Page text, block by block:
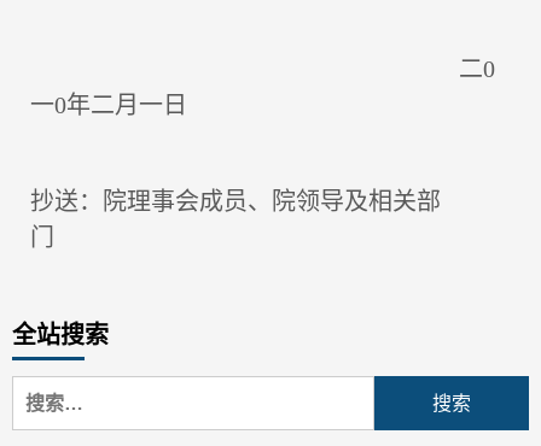
二0
一0年二月一日
抄送：院理事会成员、院领导及相关部
门
全站搜索
搜
索：